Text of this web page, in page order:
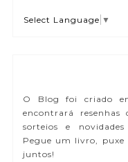
Select Language ▼
O Blog foi criado
encontrará
sorteios e
Pegue um livro,
juntos!